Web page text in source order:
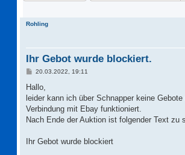
Rohling
Ihr Gebot wurde blockiert.
B
i
r
a
20.03.2022, 19:11
Hallo,
leider kann ich über Schnapper keine Gebote
Verbindung mit Ebay funktioniert.
Nach Ende der Auktion ist folgender Text zu
Ihr Gebot wurde blockiert